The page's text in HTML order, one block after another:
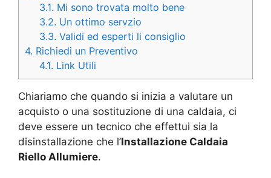
3.1. Mi sono trovata molto bene
3.2. Un ottimo servzio
3.3. Validi ed esperti li consiglio
4. Richiedi un Preventivo
4.1. Link Utili
Chiariamo che quando si inizia a valutare un
acquisto o una sostituzione di una caldaia, ci
deve essere un tecnico che effettui sia la
disinstallazione che l’Installazione Caldaia
Riello Allumiere.